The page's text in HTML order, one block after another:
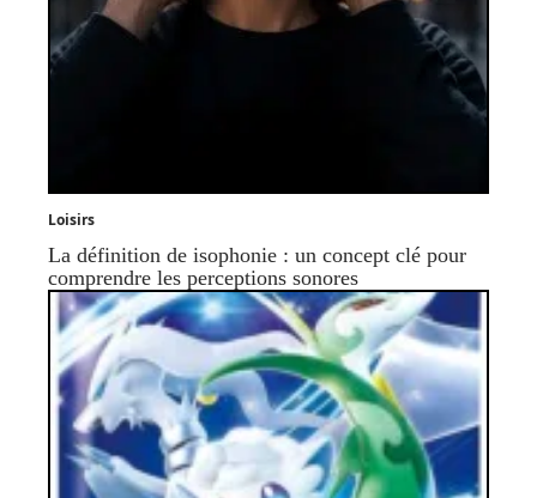
Loisirs
La définition de isophonie : un concept clé pour
comprendre les perceptions sonores